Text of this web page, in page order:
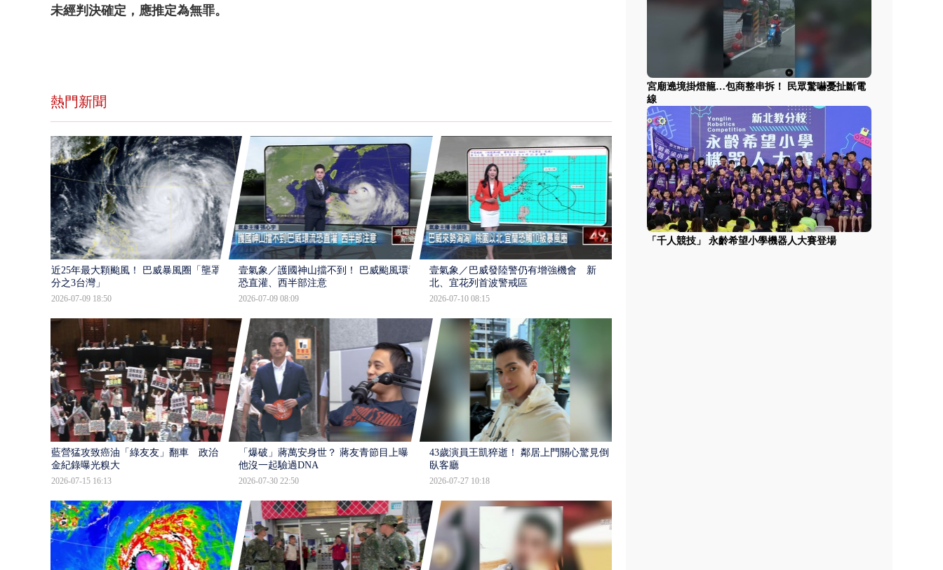
未經判決確定，應推定為無罪。
熱門新聞
近25年最大顆颱風！ 巴威暴風圈「壟罩4
分之3台灣」
2026-07-09 18:50
壹氣象／護國神山擋不到！ 巴威颱風環流
恐直灌、西半部注意
2026-07-09 08:09
壹氣象／巴威發陸警仍有增強機會 新
北、宜花列首波警戒區
2026-07-10 08:15
藍營猛攻致癌油「綠友友」翻車 政治獻
金紀錄曝光糗大
2026-07-15 16:13
「爆破」蔣萬安身世？ 蔣友青節目上曝：
他沒一起驗過DNA
2026-07-30 22:50
43歲演員王凱猝逝！ 鄰居上門關心驚見倒
臥客廳
2026-07-27 10:18
宮廟遶境掛燈籠…包商整串拆！ 民眾驚嚇憂扯斷電
線
「千人競技」 永齡希望小學機器人大賽登場